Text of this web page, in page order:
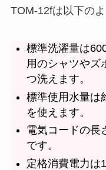
TOM-12fは以下の
標準洗濯量は
用のシャツやズ
つ洗えます。
標準使用水量は
を使えます。
電気コードの長
です。
定格消費電力は